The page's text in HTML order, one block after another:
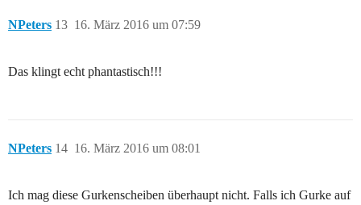
NPeters 16. März 2016 um 07:59
13
Das klingt echt phantastisch!!!
NPeters 16. März 2016 um 08:01
14
Ich mag diese Gurkenscheiben überhaupt nicht. Falls ich Gurke auf